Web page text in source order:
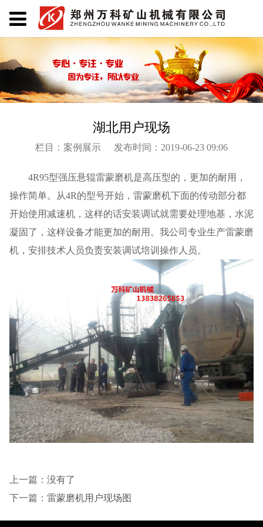
湖北用户现场
栏目：案例展示 发布时间：2019-06-23 09:06
4R95型强压悬辊雷蒙磨机是高压型的，更加的耐用，
操作简单。从4R的型号开始，雷蒙磨机下面的传动部分都
开始使用减速机，这样的话安装调试就需要处理地基，水泥
凝固了，这样设备才能更加的耐用。我公司专业生产雷蒙磨
机，安排技术人员负责安装调试培训操作人员。
上一篇： 没有了
下一篇： 雷蒙磨机用户现场图